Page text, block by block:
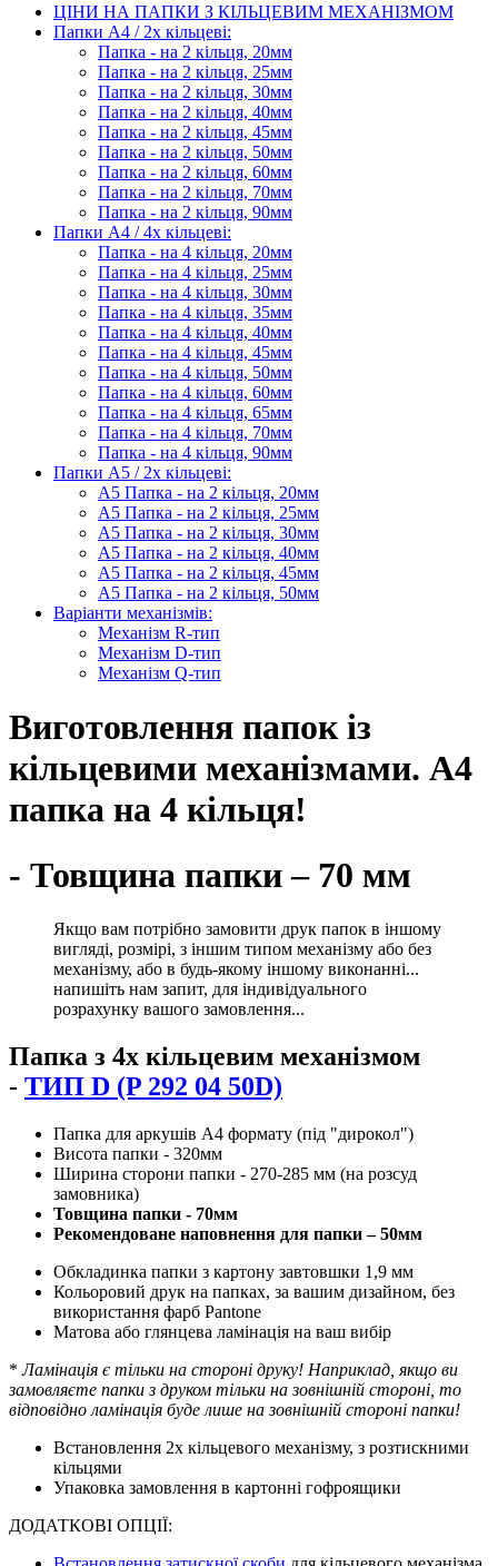
ЦІНИ НА ПАПКИ З КІЛЬЦЕВИМ МЕХАНІЗМОМ
Папки А4 / 2х кільцеві:
Папка - на 2 кільця, 20мм
Папка - на 2 кільця, 25мм
Папка - на 2 кільця, 30мм
Папка - на 2 кільця, 40мм
Папка - на 2 кільця, 45мм
Папка - на 2 кільця, 50мм
Папка - на 2 кільця, 60мм
Папка - на 2 кільця, 70мм
Папка - на 2 кільця, 90мм
Папки А4 / 4х кільцеві:
Папка - на 4 кільця, 20мм
Папка - на 4 кільця, 25мм
Папка - на 4 кільця, 30мм
Папка - на 4 кільця, 35мм
Папка - на 4 кільця, 40мм
Папка - на 4 кільця, 45мм
Папка - на 4 кільця, 50мм
Папка - на 4 кільця, 60мм
Папка - на 4 кільця, 65мм
Папка - на 4 кільця, 70мм
Папка - на 4 кільця, 90мм
Папки А5 / 2х кільцеві:
А5 Папка - на 2 кільця, 20мм
А5 Папка - на 2 кільця, 25мм
А5 Папка - на 2 кільця, 30мм
А5 Папка - на 2 кільця, 40мм
А5 Папка - на 2 кільця, 45мм
А5 Папка - на 2 кільця, 50мм
Варіанти механізмів:
Механізм R-тип
Механізм D-тип
Механізм Q-тип
Виготовлення папок із
кільцевими механізмами. А4
папка на 4 кільця!
- Товщина папки – 70 мм
Якщо вам потрібно замовити друк папок в іншому
вигляді, розмірі, з іншим типом механізму або без
механізму, або в будь-якому іншому виконанні...
напишіть нам запит, для індивідуального
розрахунку вашого замовлення...
Папка з 4х кільцевим механізмом
- ТИП D (P 292 04 50D)
Папка для аркушів А4 формату (під "дирокол")
Висота папки - 320мм
Ширина сторони папки - 270-285 мм (на розсуд
замовника)
Товщина папки - 70мм
Рекомендоване наповнення для папки – 50мм
Обкладинка папки з картону завтовшки 1,9 мм
Кольоровий друк на папках, за вашим дизайном, без
використання фарб Pantone
Матова або глянцева ламінація на ваш вибір
*Ламінація є тільки на стороні друку! Наприклад, якщо ви
замовляєте папки з друком тільки на зовнішній стороні, то
відповідно ламінація буде лише на зовнішній стороні папки!
Встановлення 2х кільцевого механізму, з розтискними
кільцями
Упаковка замовлення в картонні гофроящики
ДОДАТКОВІ ОПЦІЇ: